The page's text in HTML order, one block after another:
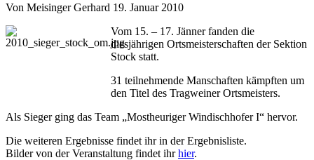
Von Meisinger Gerhard 19. Januar 2010
Vom 15. – 17. Jänner fanden die
diesjährigen Ortsmeisterschaften der Sektion
Stock statt.
31 teilnehmende Manschaften kämpften um
den Titel des Tragweiner Ortsmeisters.
Als Sieger ging das Team „Mostheuriger Windischhofer I“ hervor.
Die weiteren Ergebnisse findet ihr in der Ergebnisliste.
Bilder von der Veranstaltung findet ihrhier.